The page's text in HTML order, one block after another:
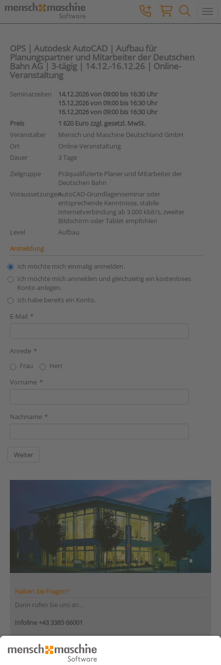
OPS | Autodesk AutoCAD | Aufbau für
Planungspartner und Mitarbeiter der Deutschen
Bahn AG | 3-tägig | 14.12.-16.12.26 | Online-
Veranstaltung
Seminarzeiten
14.12.2026 von 09:00 bis 16:30 Uhr
15.12.2026 von 09:00 bis 16:30 Uhr
16.12.2026 von 09:00 bis 16:30 Uhr
Preis
1 620 Euro zzgl. gesetzl. MwSt.
Veranstalter
Mensch und Maschine Deutschland GmbH
Ort
Online-Veranstaltung
Dauer
3 Tage
Zielgruppe
Präqualifizierte Planer und Mitarbeiter der
Deutschen Bahn
VoraussetzungenAutoCAD-Grundlagenseminar oder
entsprechende Kenntnisse, stabile
Internetverbindung ab 3.000 kbit/s, zweiter
Bildschirm oder Tablet empfohlen
Level
Aufbau
Anmeldung
Ich möchte mich einmalig anmelden.
Ich möchte mich anmelden und gleichzeitig ein kostenloses
Konto anlegen.
Ich habe bereits ein Konto.
E-Mail
Anrede
Frau
Herr
Vorname
Nachname
Haben Sie Fragen?
Dann rufen Sie uns an...
Infoline +43 3385 66001
von 08:30 bis 12:00 Uhr
und 12:30 bis 17:00 Uhr